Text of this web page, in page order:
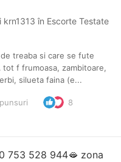
krn1313 în Escorte Testate
treaba si care se fute
f frumoasa, zambitoare,
silueta faina (e...
8
753 528 944🫦 zona